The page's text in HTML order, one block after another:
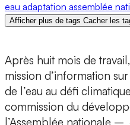
eau adaptation assemblée
Afficher plus de tags Cacher les
Après huit mois de
mission d’information
de l’eau au défi
commission du
l’Assemblée nationale